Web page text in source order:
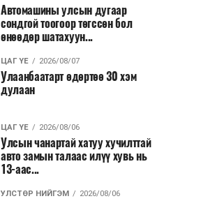
Автомашины улсын дугаар
сондгой тоогоор төгссөн бол
өнөөдөр шатахуун...
ЦАГ ҮЕ 2026/08/07
Улаанбаатарт өдөртөө 30 хэм
дулаан
ЦАГ ҮЕ 2026/08/06
Улсын чанартай хатуу хучилттай
авто замын талаас илүү хувь нь
13-аас...
УЛСТӨР НИЙГЭМ 2026/08/06